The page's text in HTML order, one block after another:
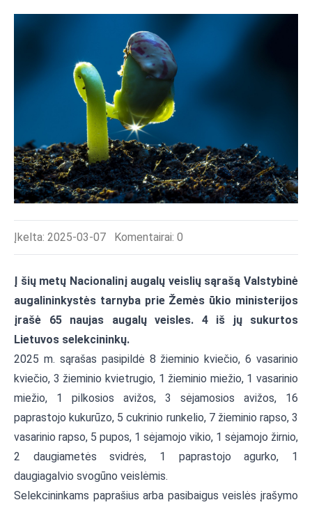
Įkelta: 2025-03-07 Komentairai: 0
Į šių metų Nacionalinį augalų veislių sąrašą Valstybinė
augalininkystės tarnyba prie Žemės ūkio ministerijos
įrašė 65 naujas augalų veisles. 4 iš jų sukurtos
Lietuvos selekcininkų.
2025 m. sąrašas pasipildė 8 žieminio kviečio, 6 vasarinio
kviečio, 3 žieminio kvietrugio, 1 žieminio miežio, 1 vasarinio
miežio, 1 pilkosios avižos, 3 sėjamosios avižos, 16
paprastojo kukurūzo, 5 cukrinio runkelio, 7 žieminio rapso, 3
vasarinio rapso, 5 pupos, 1 sėjamojo vikio, 1 sėjamojo žirnio,
2 daugiametės svidrės, 1 paprastojo agurko, 1
daugiagalvio svogūno veislėmis.
Selekcininkams paprašius arba pasibaigus veislės įrašymo